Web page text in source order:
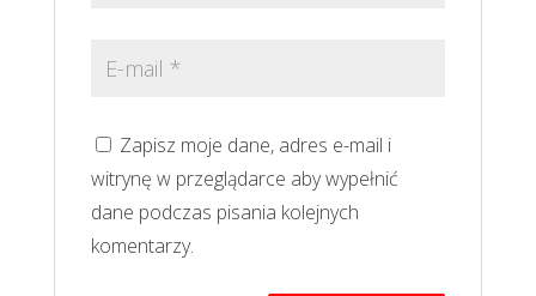
Zapisz moje dane, adres e-mail i
witrynę w przeglądarce aby wypełnić
dane podczas pisania kolejnych
komentarzy.